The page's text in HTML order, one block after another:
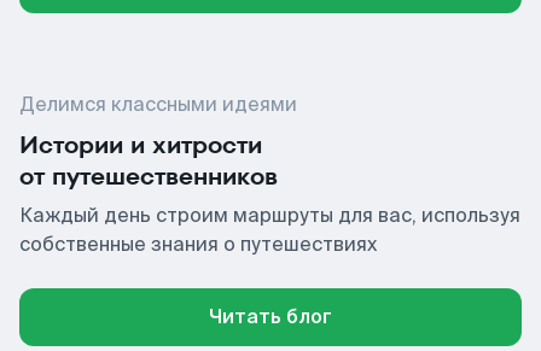
Делимся классными идеями
Истории и хитрости
от путешественников
Каждый день строим маршруты для вас, используя
собственные знания о путешествиях
Читать блог